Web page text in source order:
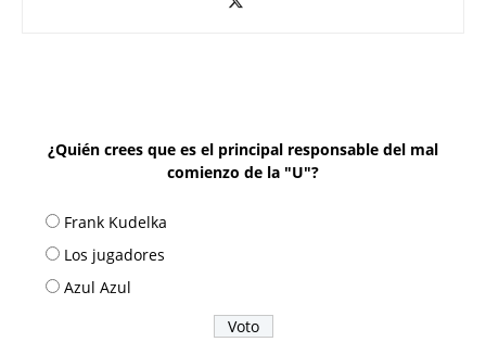
¿Quién crees que es el principal responsable del mal
comienzo de la "U"?
Frank Kudelka
Los jugadores
Azul Azul